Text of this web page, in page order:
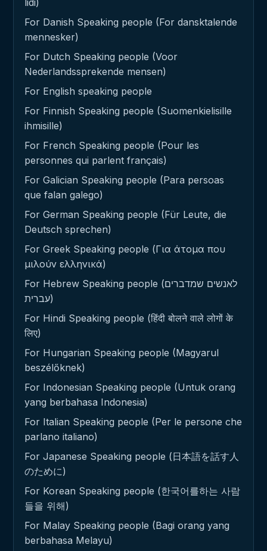
For Danish Speaking people (For dansktalende
mennesker)
For Dutch Speaking people (Voor
Nederlandssprekende mensen)
For English speaking people
For Finnish Speaking people (Suomenkielisille
ihmisille)
For French Speaking people (Pour les
personnes qui parlent français)
For Galician Speaking people (Para persoas
que falan galego)
For German Speaking people (Für Leute, die
Deutsch sprechen)
For Greek Speaking people (Για άτομα που
μιλούν ελληνικά)
For Hebrew Speaking people (לאנשים שמדברים
עברית)
For Hindi Speaking people (हिंदी बोलने वाले लोगों के
लिए)
For Hungarian Speaking people (Magyarul
beszélőknek)
For Indonesian Speaking people (Untuk orang
yang berbahasa Indonesia)
For Italian Speaking people (Per le persone che
parlano italiano)
For Japanese Speaking people (日本語を話す人
のために)
For Korean Speaking people (한국어를하는 사람
들을 위해)
For Malay Speaking people (Bagi orang yang
berbahasa Melayu)